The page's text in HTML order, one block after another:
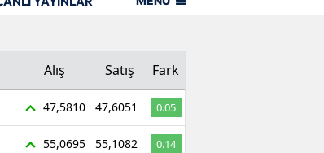
Alış Satış Fark
47,5810 47,6051 0.05
55,0695 55,1082 0.14